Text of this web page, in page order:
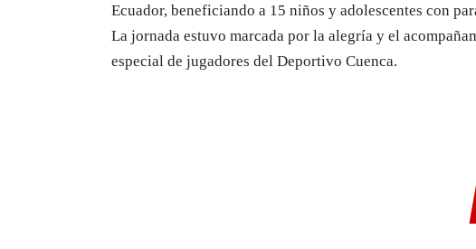
Ecuador, beneficiando a 15 niños y adolescentes con
La jornada estuvo marcada por la alegría y el
especial de jugadores del Deportivo Cuenca.